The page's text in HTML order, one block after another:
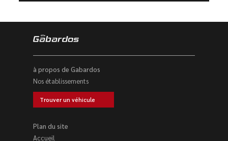
à propos de Gabardos
Nos établissements
Trouver un véhicule
Plan du site
Accueil